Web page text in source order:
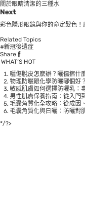
關於眼睛清潔的三種水
Next
彩色隱形眼鏡與你的命定髮色
Related Topics
#新冠後遺症
Share
WHAT’S HOT
曬傷脫皮怎麼辦？曬傷擦什
物理防曬跟化學防曬哪個好
敏感肌膚如何選擇防曬乳：
男性肌膚保養指南：從入門
毛囊角質化全攻略：從成因
毛囊角質化與日曬：防曬對
*/?>